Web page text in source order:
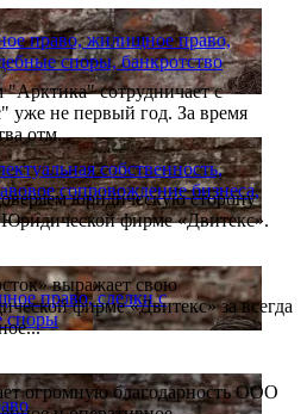
право, жилищное право,
споры, банкротство
собственность,
сопровождение бизнеса,
право, сделки с
споры
сотрудничает с
уже не первый год. За время
отм...
юридическую сторону
Юридической фирме «Двитекс».
выражает свою
фирме «Двитекс» за всегда
огромную благодарность ООО